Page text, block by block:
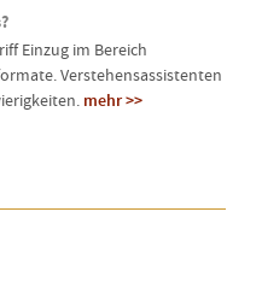
Einzug im Bereich
Verstehensassistenten
mehr >>